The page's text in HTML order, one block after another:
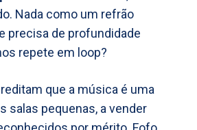
Nada como um refrão
precisa de profundidade
repete em loop?
que a música é uma
salas pequenas, a vender